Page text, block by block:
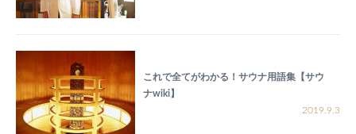
これで全てがわかる！サウナ用語集【サウ
ナwiki】
2019.9.3